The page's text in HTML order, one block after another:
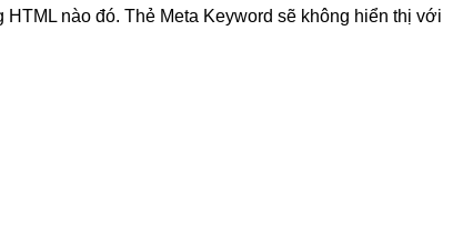
nào đó. Thẻ Meta Keyword sẽ không hiển thị với